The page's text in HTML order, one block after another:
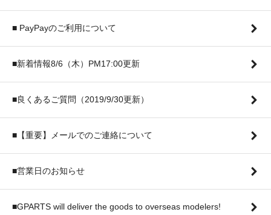
■ PayPayのご利用について
■新着情報8/6（木）PM17:00更新
■良くあるご質問（2019/9/30更新）
■【重要】メールでのご連絡について
■営業日のお知らせ
■GPARTS will deliver the goods to overseas modelers!